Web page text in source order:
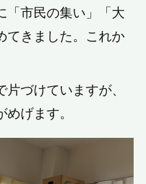
「市民の集い」「大
てきました。これか
づけていますが、
げます。